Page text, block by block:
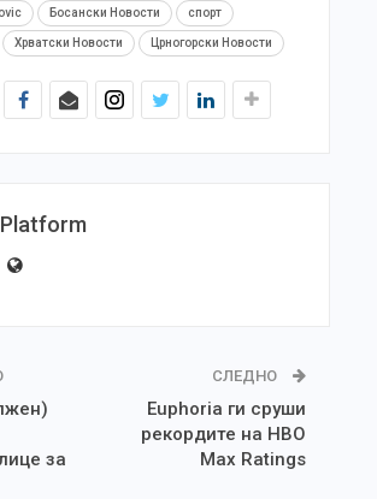
Босански Новости спорт
Хрватски Новости Црногорски Новости
Platform
за
СЛЕДНО
Euphoria ги сруши
рекордите на HBO
Max Ratings